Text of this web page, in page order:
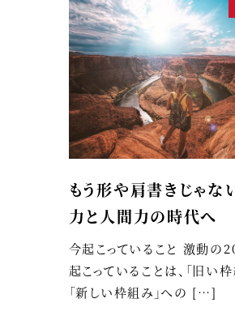
もう形や肩書きじゃな
力と人間力の時代へ
今起こっていること 激動の
起こっていることは、「旧い
「新しい枠組み」への […]